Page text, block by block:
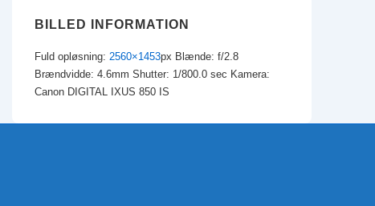
BILLED INFORMATION
Fuld opløsning: 2560×1453px Blænde: f/2.8
Brændvidde: 4.6mm Shutter: 1/800.0 sec Kamera:
Canon DIGITAL IXUS 850 IS